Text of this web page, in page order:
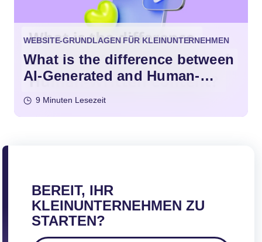
WEBSITE-GRUNDLAGEN FÜR KLEINUNTERNEHMEN
What is the difference between
AI-Generated and Human-
9 Minuten Lesezeit
BEREIT, IHR
KLEINUNTERNEHMEN ZU
STARTEN?